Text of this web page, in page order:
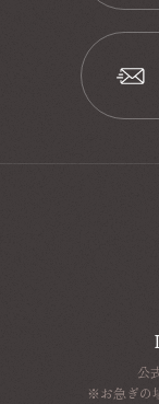
📞
📩
公
※お急ぎの